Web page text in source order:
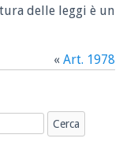
delle leggi è un
« Art. 1978